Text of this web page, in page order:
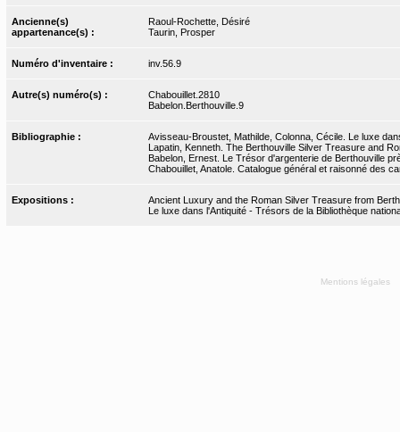
Ancienne(s)
appartenance(s) :
Raoul-Rochette, Désiré
Taurin, Prosper
Numéro d'inventaire : inv.56.9
Autre(s) numéro(s) :
Chabouillet.2810
Babelon.Berthouville.9
Bibliographie :
Avisseau-Broustet, Mathilde, Colonna, Cécile. Le luxe
Lapatin, Kenneth. The Berthouville Silver Treasure and
Babelon, Ernest. Le Trésor d'argenterie de Berthouville
Chabouillet, Anatole. Catalogue général et raisonné des
Expositions :
Ancient Luxury and the Roman Silver Treasure from
Le luxe dans l'Antiquité - Trésors de la Bibliothèque
Mentions légales